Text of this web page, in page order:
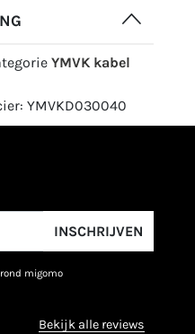
YMVK kabel
YMVKD030040
INSCHRIJVEN
rond migomo
bekijk alle reviews